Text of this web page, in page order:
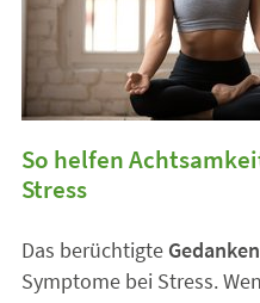
So helfen
Stress
Das berüchtigte
Symptome bei Stress.